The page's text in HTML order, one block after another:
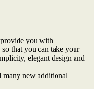
provide you with
that you can take your
elegant design and
many new additional